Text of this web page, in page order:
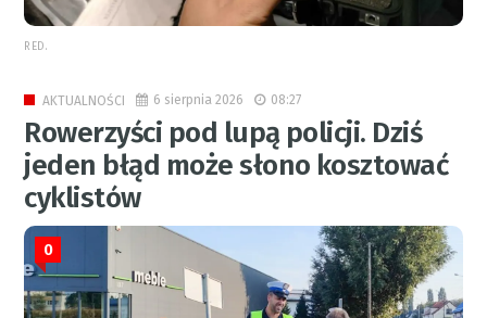
RED.
AKTUALNOŚCI 6 sierpnia 2026 08:27
Rowerzyści pod lupą policji. Dziś
jeden błąd może słono kosztować
cyklistów
0